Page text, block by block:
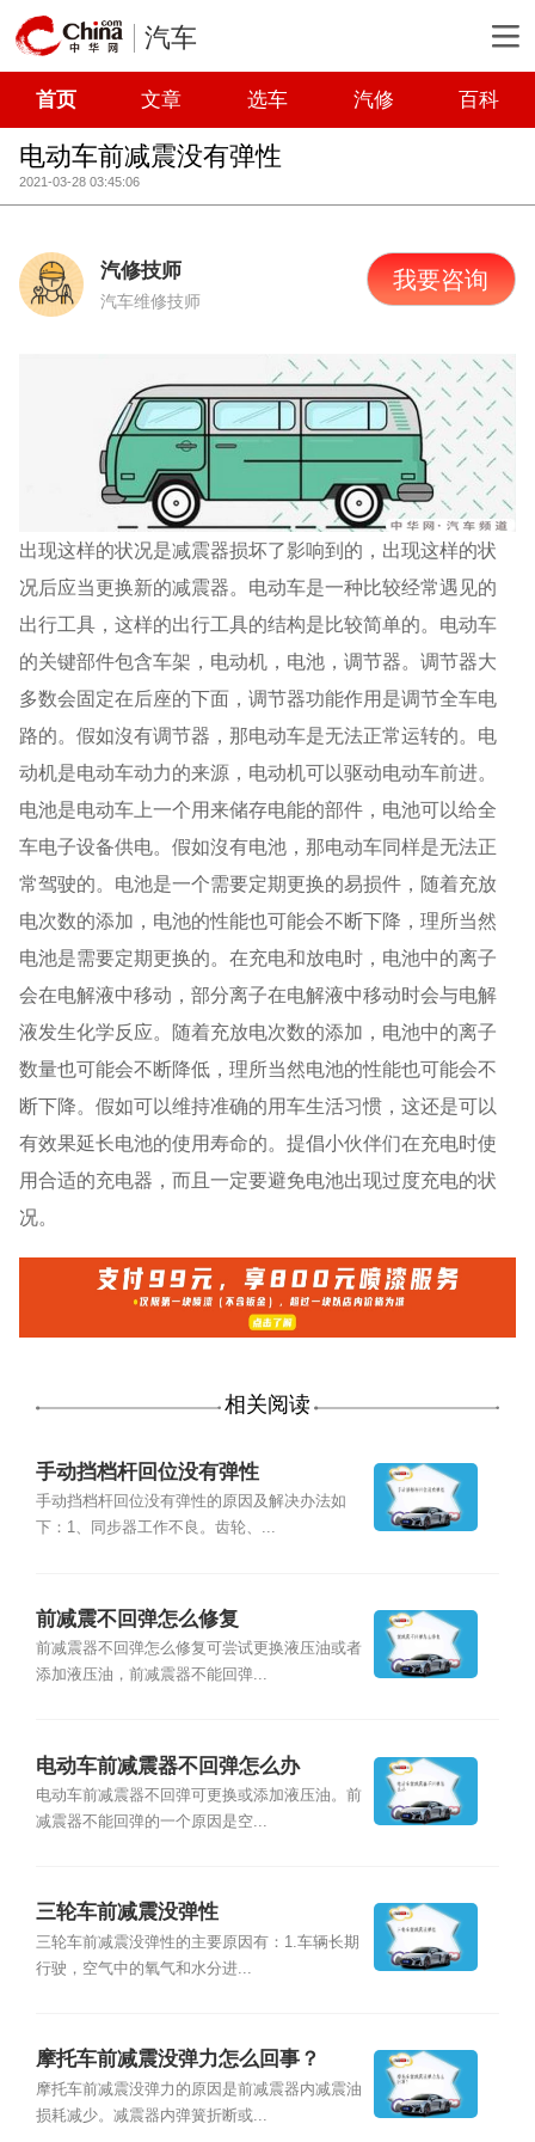
汽车
首页 文章 选车 汽修 百科
电动车前减震没有弹性
2021-03-28 03:45:06
汽修技师
汽车维修技师
我要咨询
出现这样的状况是减震器损坏了影响到的，出现这样的状
况后应当更换新的减震器。电动车是一种比较经常遇见的
出行工具，这样的出行工具的结构是比较简单的。电动车
的关键部件包含车架，电动机，电池，调节器。调节器大
多数会固定在后座的下面，调节器功能作用是调节全车电
路的。假如沒有调节器，那电动车是无法正常运转的。电
动机是电动车动力的来源，电动机可以驱动电动车前进。
电池是电动车上一个用来储存电能的部件，电池可以给全
车电子设备供电。假如沒有电池，那电动车同样是无法正
常驾驶的。电池是一个需要定期更换的易损件，随着充放
电次数的添加，电池的性能也可能会不断下降，理所当然
电池是需要定期更换的。在充电和放电时，电池中的离子
会在电解液中移动，部分离子在电解液中移动时会与电解
液发生化学反应。随着充放电次数的添加，电池中的离子
数量也可能会不断降低，理所当然电池的性能也可能会不
断下降。假如可以维持准确的用车生活习惯，这还是可以
有效果延长电池的使用寿命的。提倡小伙伴们在充电时使
用合适的充电器，而且一定要避免电池出现过度充电的状
况。
相关阅读
手动挡档杆回位没有弹性
手动挡档杆回位没有弹性的原因及解决办法如
下：1、同步器工作不良。齿轮、...
前减震不回弹怎么修复
前减震器不回弹怎么修复可尝试更换液压油或者
添加液压油，前减震器不能回弹...
电动车前减震器不回弹怎么办
电动车前减震器不回弹可更换或添加液压油。前
减震器不能回弹的一个原因是空...
三轮车前减震没弹性
三轮车前减震没弹性的主要原因有：1.车辆长期
行驶，空气中的氧气和水分进...
摩托车前减震没弹力怎么回事？
摩托车前减震没弹力的原因是前减震器内减震油
损耗减少。减震器内弹簧折断或...